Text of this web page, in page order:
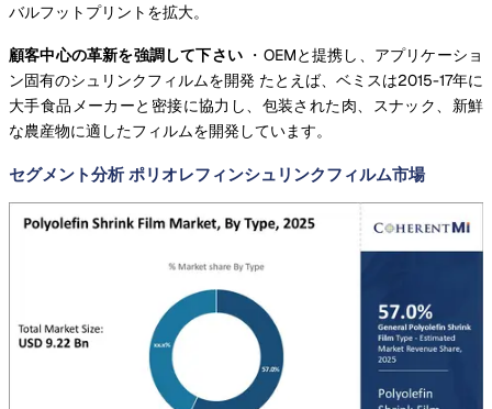
バルフットプリントを拡大。
顧客中心の革新を強調して下さい ・OEMと提携し、アプリケーショ
ン固有のシュリンクフィルムを開発 たとえば、ベミスは2015-17年に
大手食品メーカーと密接に協力し、包装された肉、スナック、新鮮
な農産物に適したフィルムを開発しています。
セグメント分析 ポリオレフィンシュリンクフィルム市場